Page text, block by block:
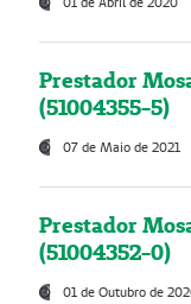
Prestador
(51004355-5)
07 de Maio de 2021
Prestador
(51004352-0)
01 de Outubro de